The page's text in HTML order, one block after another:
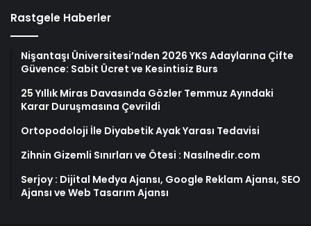
Rastgele Haberler
Nişantaşı Üniversitesi’nden 2026 YKS Adaylarına Çifte
Güvence: Sabit Ücret ve Kesintisiz Burs
25 Yıllık Miras Davasında Gözler Temmuz Ayındaki
Karar Duruşmasına Çevrildi
Ortopodoloji İle Diyabetik Ayak Yarası Tedavisi
Zihnin Gizemli Sınırları ve Ötesi : Nasılnedir.com
Serjoy : Dijital Medya Ajansı, Google Reklam Ajansı, SEO
Ajansı ve Web Tasarım Ajansı